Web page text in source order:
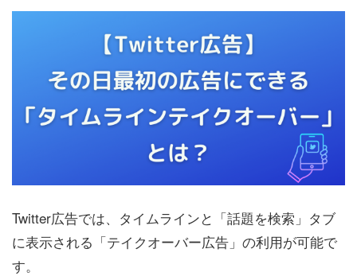
お問い合わせ
Twitter広告では、タイムラインと「話題を検索」タブ
に表示される「テイクオーバー広告」の利用が可能で
す。